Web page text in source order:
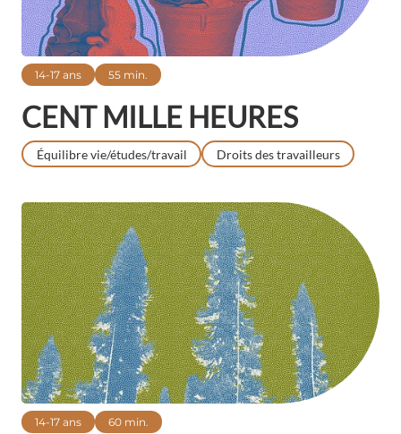
CENT MILLE HEURES
Équilibre vie/études/travail Droits des travailleurs
14-17 ans 55 min.
14-17 ans 60 min.